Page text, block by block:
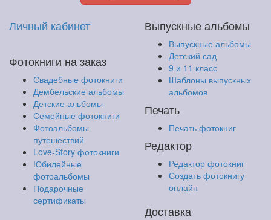
Личный кабинет
Фотокниги на заказ
Свадебные фотокниги
Дембельские альбомы
Детские альбомы
Семейные фотокниги
Фотоальбомы
путешествий
Love-Story фотокниги
Юбилейные
фотоальбомы
Подарочные
сертификаты
Выпускные альбомы
Выпускные альбомы
Детский сад
9 и 11 класс
Шаблоны выпускных
альбомов
Печать
Печать фотокниг
Редактор
Редактор фотокниг
Создать фотокнигу
онлайн
Доставка